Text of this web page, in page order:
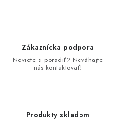
Zákaznícka podpora
Neviete si poradiť? Neváhajte
nás kontaktovať!
Produkty skladom